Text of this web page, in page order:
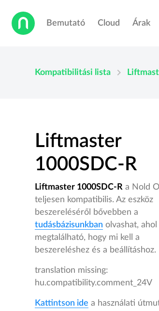
Bemutató Cloud Árak
Kompatibilitási lista chevron_right
Liftmaster
1000SDC-R
Liftmaster 1000SDC-R a Nold
teljesen kompatibilis. Az eszköz
beszereléséről bővebben a
tudásbázisunkban olvashat, ahol
megtalálható, hogy mi kell a
beszereléshez és a beállításhoz.
translation missing:
hu.compatibility.comment_24V
Kattintson ide a használati